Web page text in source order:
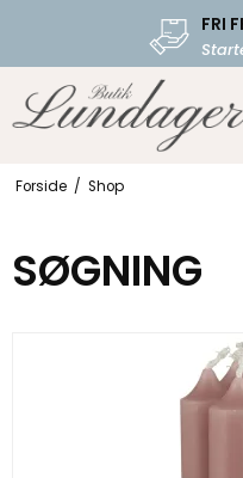
FRI
Forside / Shop
SØGNING